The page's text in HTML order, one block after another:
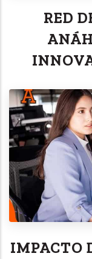
RED
IMPACTO